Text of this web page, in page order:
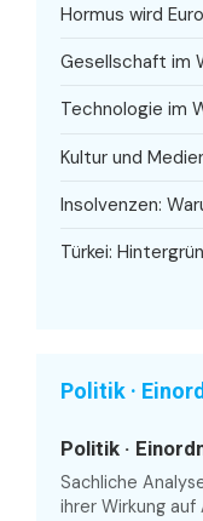
Hormus wird
Gesellschaft im
Technologie im
Kultur und
Insolvenzen:
Türkei:
Politik ·
Politik ·
Sachliche
ihrer Wirkung